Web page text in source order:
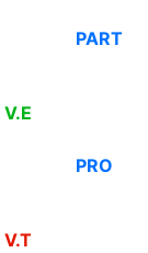
PART
V.E
PRO
V.T